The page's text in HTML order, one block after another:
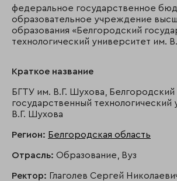
федеральное государственное
образовательное учреждение
образования «Белгородский
технологический университет им.
Краткое название
БГТУ им. В.Г. Шухова, Белгородский
государственный технологический
В.Г. Шухова
Регион: Белгородская область
Отрасль: Образование, Вуз
Ректор: Глаголев Сергей